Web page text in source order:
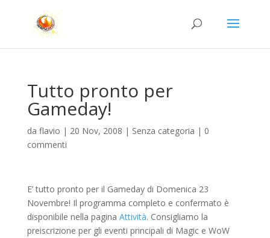
Tutto pronto per
Gameday!
da flavio | 20 Nov, 2008 | Senza categoria | 0
commenti
E’ tutto pronto per il Gameday di Domenica 23
Novembre! Il programma completo e confermato è
disponibile nella pagina Attività. Consigliamo la
preiscrizione per gli eventi principali di Magic e WoW